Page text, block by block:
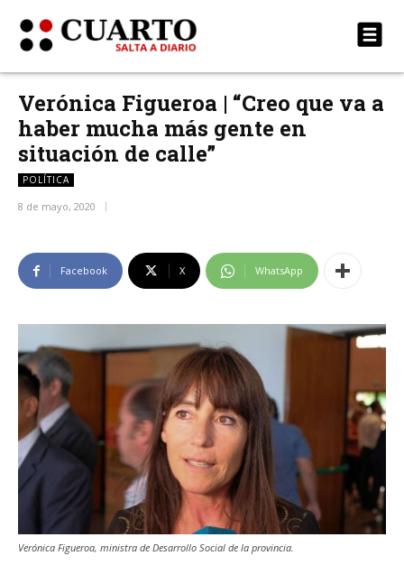
Verónica Figueroa | “Creo que va a
haber mucha más gente en
situación de calle”
POLÍTICA
8 de mayo, 2020
Facebook X WhatsApp
Verónica Figueroa, ministra de Desarrollo Social de la provincia.